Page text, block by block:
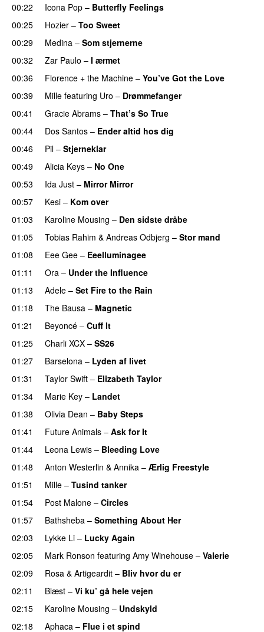
00:22 Icona Pop – Butterfly Feelings
00:25
Hozier – Too Sweet
00:29
Medina – Som stjernerne
00:32
Zar Paulo – I ærmet
00:36
Florence + the Machine – You’ve Got the Love
00:39 Mille featuring Uro – Drømmefanger
00:41
Gracie Abrams – That’s So True
00:44
Dos Santos – Ender altid hos dig
00:46
Pil – Stjerneklar
00:49
Alicia Keys – No One
00:53
Ida Just – Mirror Mirror
00:57
Kesi – Kom over
01:03
Karoline Mousing – Den sidste dråbe
01:05
Tobias Rahim & Andreas Odbjerg – Stor mand
01:08
Eee Gee – Eeelluminagee
01:11 Ora – Under the Influence
01:13
Adele – Set Fire to the Rain
01:18
The Bausa – Magnetic
01:21 Beyoncé – Cuff It
01:25
Charli XCX – SS26
01:27 Barselona – Lyden af livet
01:31
Taylor Swift – Elizabeth Taylor
01:34
Marie Key – Landet
01:38
Olivia Dean – Baby Steps
01:41
Future Animals – Ask for It
01:44 Leona Lewis – Bleeding Love
01:48 Anton Westerlin & Annika – Ærlig Freestyle
01:51
Mille – Tusind tanker
01:54
Post Malone – Circles
01:57
Bathsheba – Something About Her
02:03
Lykke Li – Lucky Again
02:05 Mark Ronson featuring Amy Winehouse – Valerie
02:09
Rosa & Artigeardit – Bliv hvor du er
02:11 Blæst – Vi ku’ gå hele vejen
02:15
Karoline Mousing – Undskyld
02:18
Aphaca – Flue i et spind